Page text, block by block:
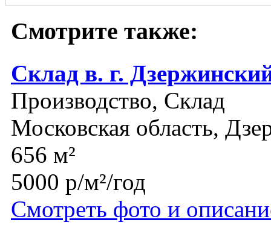
Смотрите также:
Склад в. г.
Производство, Склад
Московская область,
656 м²
5000 р/м²/год
Смотреть фото и